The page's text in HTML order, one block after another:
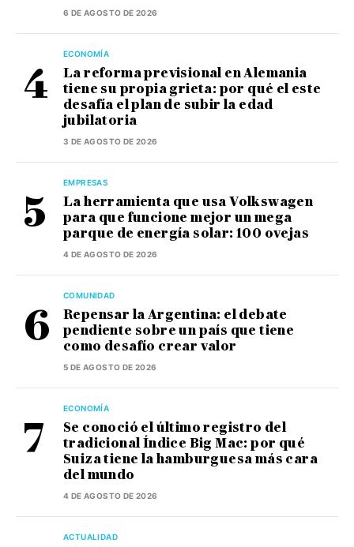
6 DE AGOSTO DE 2026
ECONOMÍA
La reforma previsional en Alemania
tiene su propia grieta: por qué el este
desafía el plan de subir la edad
jubilatoria
3 DE AGOSTO DE 2026
EMPRESAS
La herramienta que usa Volkswagen
para que funcione mejor un mega
parque de energía solar: 100 ovejas
4 DE AGOSTO DE 2026
COMUNIDAD
Repensar la Argentina: el debate
pendiente sobre un país que tiene
como desafío crear valor
5 DE AGOSTO DE 2026
ECONOMÍA
Se conoció el último registro del
tradicional Índice Big Mac: por qué
Suiza tiene la hamburguesa más cara
del mundo
4 DE AGOSTO DE 2026
ACTUALIDAD